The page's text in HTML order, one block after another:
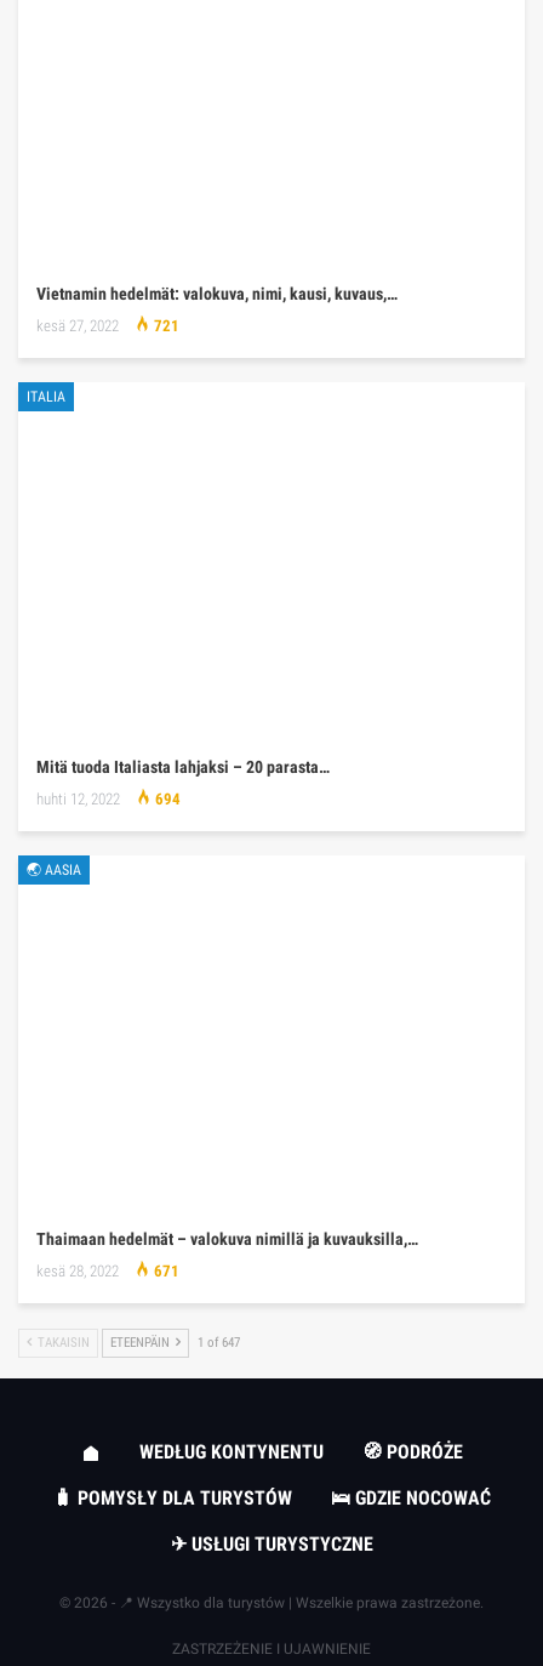
Vietnamin hedelmät: valokuva, nimi, kausi, kuvaus,…
kesä 27, 2022 721
ITALIA
Mitä tuoda Italiasta lahjaksi – 20 parasta…
huhti 12, 2022 694
🌏 AASIA
Thaimaan hedelmät – valokuva nimillä ja kuvauksilla,…
kesä 28, 2022 671
TAKAISIN ETEENPÄIN 1 of 647
WEDŁUG KONTYNENTU
🧭 PODRÓŻE
🧳 POMYSŁY DLA TURYSTÓW
🛌 GDZIE NOCOWAĆ
✈ USŁUGI TURYSTYCZNE
© 2026 - 📍 Wszystko dla turystów | Wszelkie prawa zastrzeżone.
ZASTRZEŻENIE I UJAWNIENIE